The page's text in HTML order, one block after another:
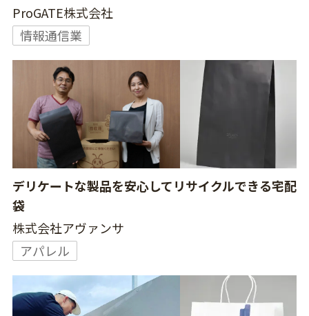
ProGATE株式会社
情報通信業
デリケートな製品を安心してリサイクルできる宅配
袋
株式会社アヴァンサ
アパレル